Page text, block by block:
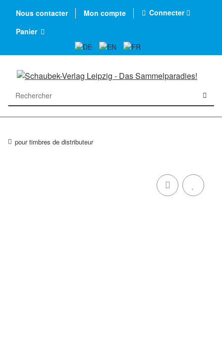
Nous contacter Mon compte
Connecter
Panier
pour timbres de distributeur